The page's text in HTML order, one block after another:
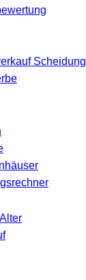
Scheidung